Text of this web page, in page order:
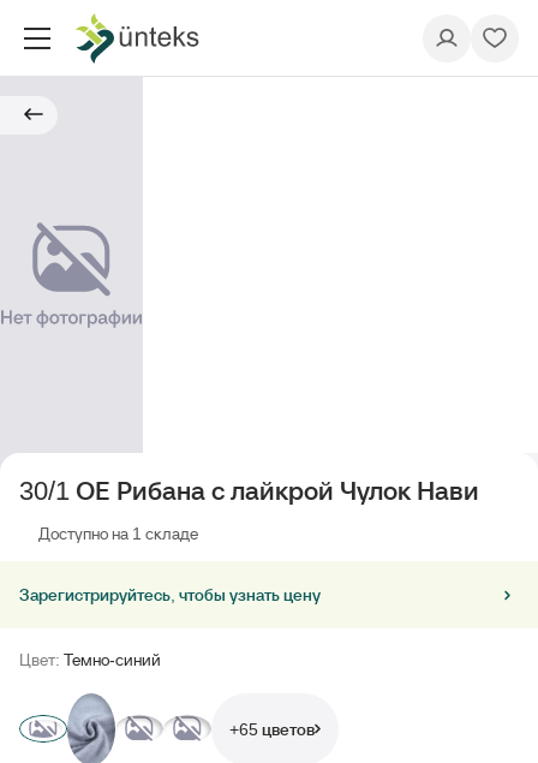
30/1 ОЕ Рибана с лайкрой Чулок Нави
Доступно на 1 складе
Зарегистрируйтесь, чтобы узнать цену
Цвет: Темно-синий
+65 цветов